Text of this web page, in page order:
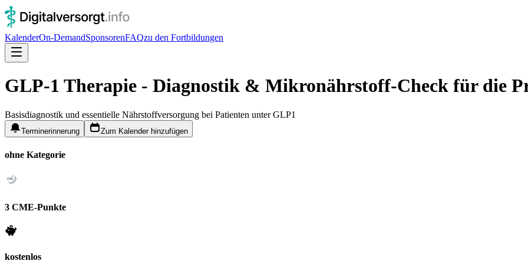
KalenderOn-DemandSponsorenFAQzu den Fortbildungen
GLP-1 Therapie - Diagnostik & Mikronährstoff-Check für die
Basisdiagnostik und essentielle Nährstoffversorgung bei Patienten unter GLP1
Terminerinnerung Zum Kalender hinzufügen
ohne Kategorie
3 CME-Punkte
kostenlos